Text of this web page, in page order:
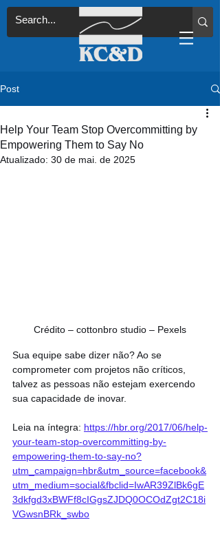
Post
Help Your Team Stop Overcommitting by
Empowering Them to Say No
Atualizado: 30 de mai. de 2025
Crédito – cottonbro studio – Pexels
Sua equipe sabe dizer não? Ao se
comprometer com projetos não críticos,
talvez as pessoas não estejam exercendo
sua capacidade de inovar.
Leia na íntegra: https://hbr.org/2017/06/help-
your-team-stop-overcommitting-by-
empowering-them-to-say-no?
utm_campaign=hbr&utm_source=facebook&
utm_medium=social&fbclid=IwAR39ZlBk6gE
3dkfgd3xBWFf8cIGgsZJDQ0OCOdZgt2C18i
VGwsnBRk_swbo